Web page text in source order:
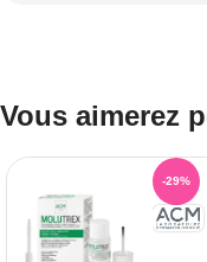
Vous aimerez
-29%